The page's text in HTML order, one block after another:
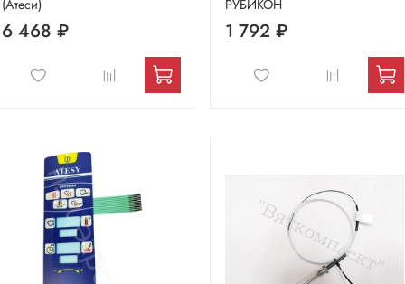
(Атеси)
6 468 ₽
РУБИКОН
1 792 ₽